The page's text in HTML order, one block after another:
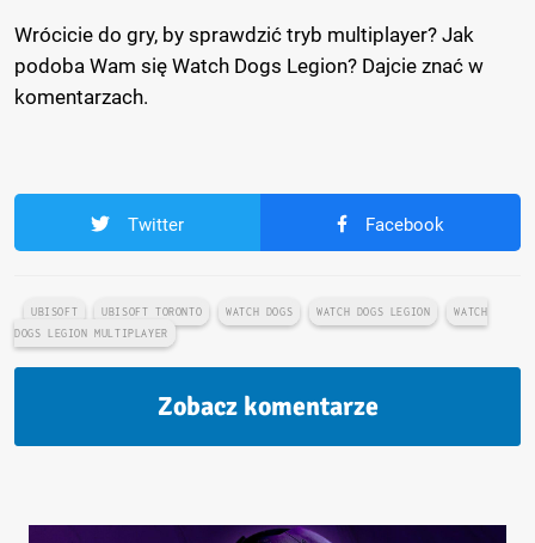
Wrócicie do gry, by sprawdzić tryb multiplayer? Jak
podoba Wam się Watch Dogs Legion? Dajcie znać w
komentarzach.
Twitter Facebook
UBISOFT UBISOFT TORONTO WATCH DOGS WATCH DOGS LEGION
WATCH
DOGS LEGION MULTIPLAYER
Zobacz komentarze